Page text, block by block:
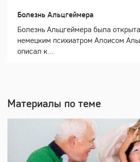
Болезнь Альцгеймера
Болезнь Альцгеймера была
немецким психиатром Алоисом
описал к...
Материалы по теме